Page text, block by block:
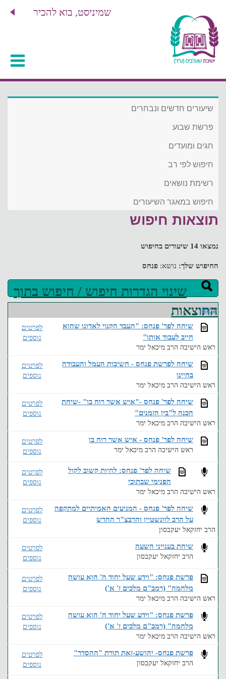
שמיניסט, בוא להכיר
שיעורים חדשים ונבחרים
פרשת שבוע
חגים ומועדים
חיפוש לפי רב
רשימת נושאים
חיפוש במאגר השיעורים
תוצאות חיפוש
נמצאו 14 שיעורים בחיפוש
החיפוש שלך: נושא: פנחס
שינוי הגדרות חיפוש / חיפוש בתוך
התוצאות
נושא
לפרטים
נוספים
שיחה לפר' פנחס: "העבד הקנוי לאדונו שהוא
חייב לעבוד אותו"
ראש הישיבה הרב מיכאל ימר
לפרטים
נוספים
שיחה לפרשת פנחס - חשיבות העמל והעבודה
בחיינו
ראש הישיבה הרב מיכאל ימר
לפרטים
נוספים
שיחה לפר' פנחס -"איש אשר רוח בו" -שיחת
הכנה ל"בין הזמנים"
ראש הישיבה הרב מיכאל ימר
לפרטים
נוספים
שיחה לפר' פנחס - איש אשר רוח בו
ראש הישיבה הרב מיכאל ימר
לפרטים
נוספים
שיחה לפר' פנחס: להיות קשוב לקול
הפנימי שבתוכי
ראש הישיבה הרב מיכאל ימר
לפרטים
נוספים
שיחה לפר' פנחס - המניעים האמיתיים למתקפה
על הרב לוונשטיין והרבצ"ר החדש
הרב יחזקאל יעקבסון
לפרטים
נוספים
שיחת בענייני השעה
הרב יחזקאל יעקבסון
לפרטים
נוספים
פרשת פנחס: "וידע שעל יחוד ה' הוא עושה
מלחמה" (רמב"ם מלכים ז' א')
ראש הישיבה הרב מיכאל ימר
לפרטים
נוספים
פרשת פנחס: "וידע שעל יחוד ה' הוא עושה
מלחמה" (רמב"ם מלכים ז' א')
ראש הישיבה הרב מיכאל ימר
לפרטים
נוספים
פרשת פנחס- יהושע-זאת תורת "ההסדר"
הרב יחזקאל יעקבסון